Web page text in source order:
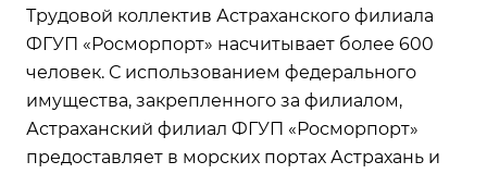
Трудовой коллектив Астраханского филиала
ФГУП «Росморпорт» насчитывает более 600
человек. С использованием федерального
имущества, закрепленного за филиалом,
Астраханский филиал ФГУП «Росморпорт»
предоставляет в морских портах Астрахань и